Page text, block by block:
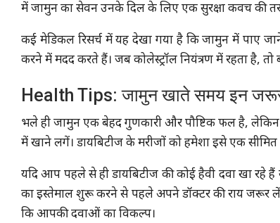
में जामुन का सेवन उनके दिल के लिए एक सुरक्षा कवच की
कई मेडिकल रिसर्च में यह देखा गया है कि जामुन में पाए
करने में मदद करते हैं। जब कोलेस्ट्रॉल नियंत्रण में रहता है, तो
Health Tips: जामुन खाते समय इन
भले ही जामुन एक बेहद गुणकारी और पौष्टिक फल है,
में खाने लगें। डायबिटीज के मरीजों को हमेशा इसे एक सीमित
यदि आप पहले से ही डायबिटीज की कोई हैवी दवा खा रहे
का इस्तेमाल शुरू करने से पहले अपने डॉक्टर की राय जरूर
कि आपकी दवाओं का विकल्प।